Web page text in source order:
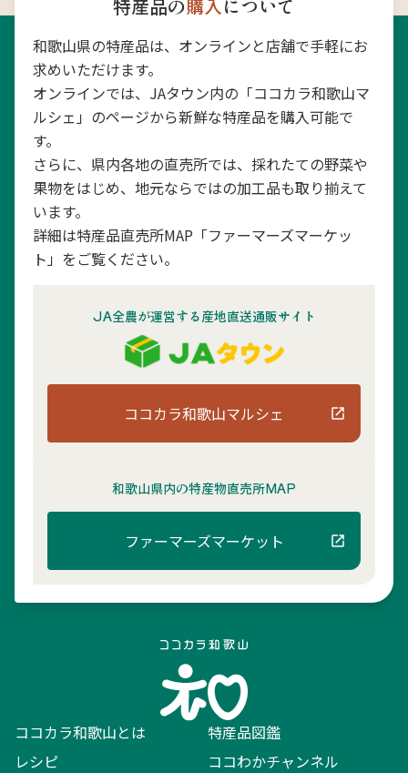
特産品の購入について
和歌山県の特産品は、オンラインと店舗で手軽にお
求めいただけます。
オンラインでは、JAタウン内の「ココカラ和歌山マ
ルシェ」のページから新鮮な特産品を購入可能で
す。
さらに、県内各地の直売所では、採れたての野菜や
果物をはじめ、地元ならではの加工品も取り揃えて
います。
詳細は特産品直売所MAP「ファーマーズマーケッ
ト」をご覧ください。
JA全農が運営する産地直送通販サイト
ココカラ和歌山マルシェ
和歌山県内の特産物直売所MAP
ファーマーズマーケット
ココカラ和歌山とは
特産品図鑑
レシピ
ココわかチャンネル